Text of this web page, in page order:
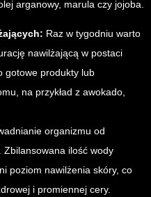
arganowy, marula czy jojoba.
Raz w tygodniu warto
nawilżającą w postaci
gotowe produkty lub
na przykład z awokado,
organizmu od
ilość wody
poziom nawilżenia skóry, co
i promiennej cery.